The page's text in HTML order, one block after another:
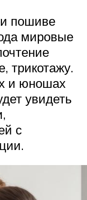
пошиве
мировые
трикотажу.
и юношах
увидеть
с